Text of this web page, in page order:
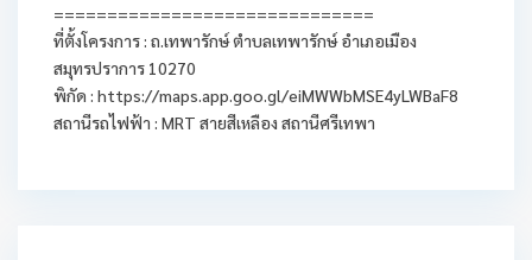
==============================
ที่ตั้งโครงการ : ถ.เทพารักษ์ ตำบลเทพารักษ์ อำเภอเมือง
สมุทรปราการ 10270
พิกัด : https://maps.app.goo.gl/eiMWWbMSE4yLWBaF8
สถานีรถไฟฟ้า : MRT สายสีเหลือง สถานีศรีเทพา